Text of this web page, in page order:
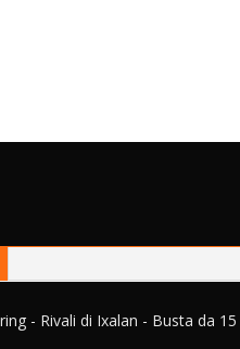
- Rivali di Ixalan - Busta da